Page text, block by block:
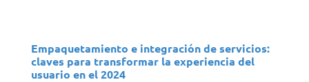
Empaquetamiento e integración de servicios:
claves para transformar la experiencia del
usuario en el 2024